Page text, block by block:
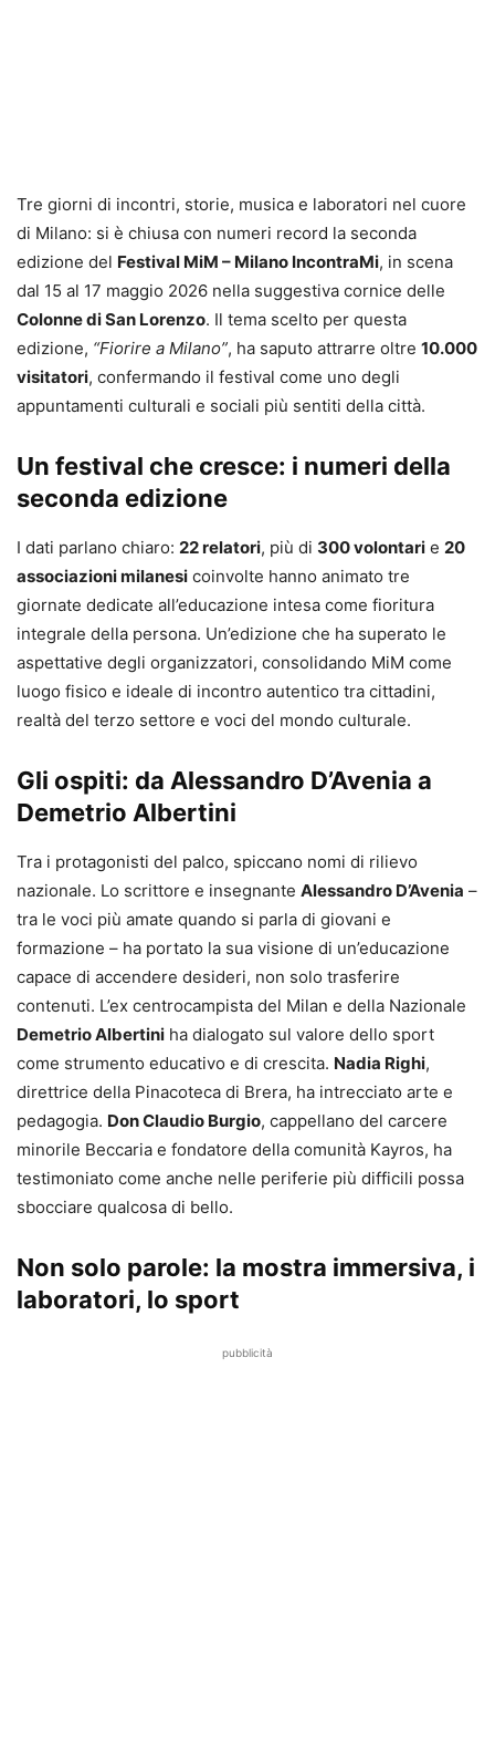
Tre giorni di incontri, storie, musica e laboratori nel cuore
di Milano: si è chiusa con numeri record la seconda
edizione del Festival MiM – Milano IncontraMi, in scena
dal 15 al 17 maggio 2026 nella suggestiva cornice delle
Colonne di San Lorenzo. Il tema scelto per questa
edizione, “Fiorire a Milano”, ha saputo attrarre oltre 10.000
visitatori, confermando il festival come uno degli
appuntamenti culturali e sociali più sentiti della città.
Un festival che cresce: i numeri della
seconda edizione
I dati parlano chiaro: 22 relatori, più di 300 volontari e 20
associazioni milanesi coinvolte hanno animato tre
giornate dedicate all’educazione intesa come fioritura
integrale della persona. Un’edizione che ha superato le
aspettative degli organizzatori, consolidando MiM come
luogo fisico e ideale di incontro autentico tra cittadini,
realtà del terzo settore e voci del mondo culturale.
Gli ospiti: da Alessandro D’Avenia a
Demetrio Albertini
Tra i protagonisti del palco, spiccano nomi di rilievo
nazionale. Lo scrittore e insegnante Alessandro D’Avenia –
tra le voci più amate quando si parla di giovani e
formazione – ha portato la sua visione di un’educazione
capace di accendere desideri, non solo trasferire
contenuti. L’ex centrocampista del Milan e della Nazionale
Demetrio Albertini ha dialogato sul valore dello sport
come strumento educativo e di crescita. Nadia Righi,
direttrice della Pinacoteca di Brera, ha intrecciato arte e
pedagogia. Don Claudio Burgio, cappellano del carcere
minorile Beccaria e fondatore della comunità Kayros, ha
testimoniato come anche nelle periferie più difficili possa
sbocciare qualcosa di bello.
Non solo parole: la mostra immersiva, i
laboratori, lo sport
pubblicità